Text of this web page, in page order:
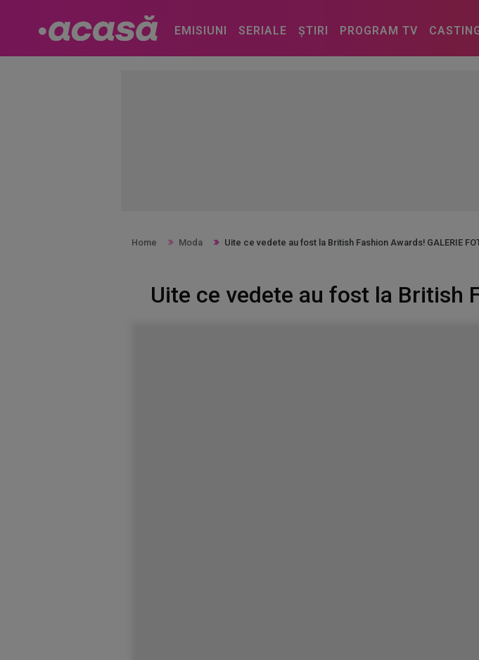
EMISIUNI SERIALE ȘTIRI PROGRAM TV
Home Moda Uite ce vedete au fost la British Fashion Awards! GALERIE
Uite ce vedete au fost la British